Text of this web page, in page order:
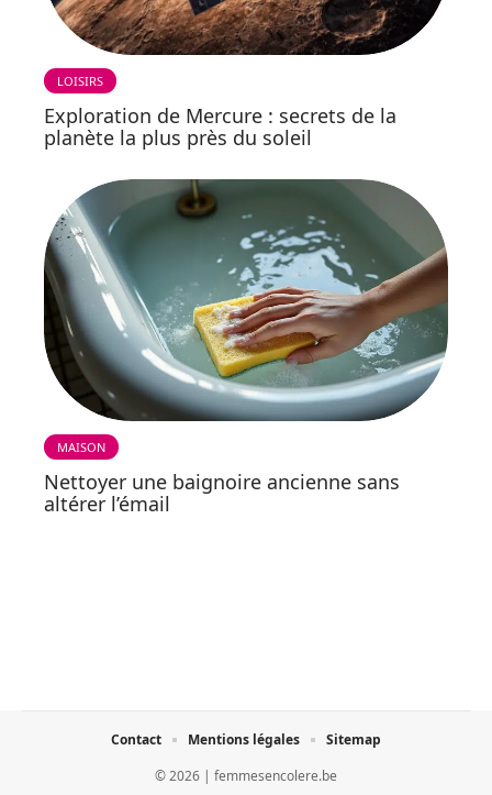
LOISIRS
Exploration de Mercure : secrets de la
planète la plus près du soleil
MAISON
Nettoyer une baignoire ancienne sans
altérer l’émail
© 2026 | femmesencolere.be
Contact Mentions légales Sitemap